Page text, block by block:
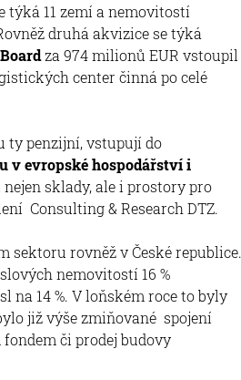
týká 11 zemí a nemovitostí
druhá akvizice se týká
za 974 milionů EUR vstoupil
center činná po celé
ty penzijní, vstupují do
v evropské hospodářství i
sklady, ale i prostory pro
Consulting & Research DTZ.
rovněž v České republice.
nemovitostí 16 %
14 %. V loňském roce to byly
již výše zmiňované spojení
fondem či prodej budovy